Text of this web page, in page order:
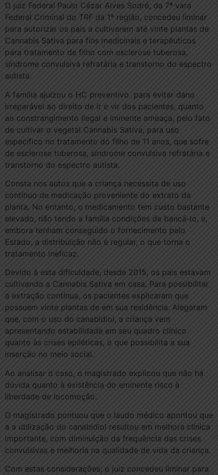
O juiz Federal Paulo Cézar Alves Sodré, da 7ª vara
Federal Criminal do TRF da 1ª região, concedeu liminar
para autorizar os pais a cultivarem até vinte plantas de
Cannabis Sativa para fins medicinais e terapêuticos
para tratamento de filho com esclerose tuberosa,
síndrome convulsiva refratária e transtorno do espectro
autista.
A família ajuizou o HC preventivo para evitar dano
irreparável ao direito de ir e vir dos pacientes, quanto
ao constrangimento ilegal e iminente ameaça, pelo fato
de cultivar o vegetal Cannabis Sativa, para uso
específico no tratamento do filho de 11 anos, que sofre
de esclerose tuberosa, síndrome convulsiva refratária e
transtorno do espectro autista.
Consta nos autos que a criança necessita de uso
contínuo de medicação proveniente do extrato da
planta. No entanto, o medicamento tem custo bastante
elevado, não tendo a família condições de bancá-lo, e,
embora tenham conseguido o fornecimento pelo
Estado, a distribuição não é regular, o que torna o
tratamento ineficaz.
Devido à esta dificuldade, desde 2015, os pais estavam
cultivando a Cannabis Sativa em casa. Para possibilitar
a extração contínua, os pacientes explicaram que
possuem vinte plantas de em sua residência. Alegaram
que, com o uso do canabidiol, a criança vem
apresentando estabilidade em seu quadro clínico
quanto às crises epiléticas, o que possibilita a sua
inserção no meio social.
Ao analisar o caso, o magistrado explicou que não há
dúvida quanto à existência do eminente risco à
liberdade de locomoção.
O magistrado pontuou que o laudo médico apontou que
a a utilização do canabidiol resultou em melhora clínica
importante, com diminuição da frequência das crises
convulsivas e melhoria na qualidade de vida da criança.
Com estas considerações, o juiz concedeu liminar para